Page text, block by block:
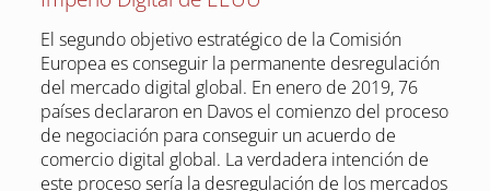
El segundo objetivo estratégico de la Comisión
Europea es conseguir la permanente desregulación
del mercado digital global. En enero de 2019, 76
países declararon en Davos el comienzo del proceso
de negociación para conseguir un acuerdo de
comercio digital global. La verdadera intención de
este proceso sería la desregulación de los mercados